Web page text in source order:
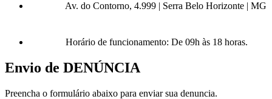
Av. do Contorno, 4.999 | Serra Belo Horizonte | MG
Horário de funcionamento: De 09h às 18 horas.
Envio de DENÚNCIA
Preencha o formulário abaixo para enviar sua denuncia.